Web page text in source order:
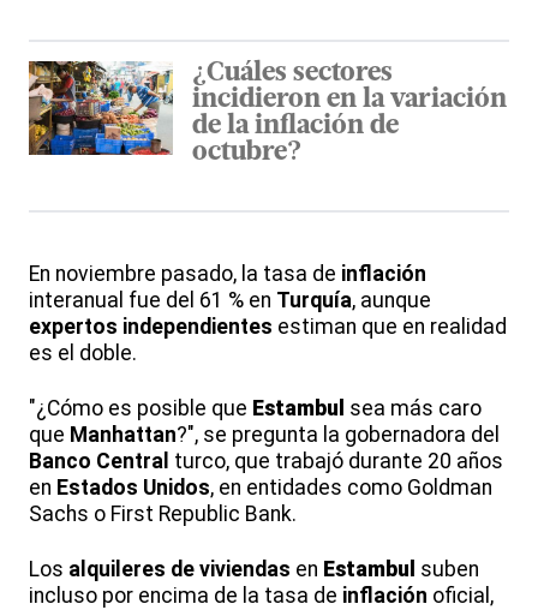
¿Cuáles sectores
incidieron en la variación
de la inflación de
octubre?
En noviembre pasado, la tasa de inflación
interanual fue del 61 % en Turquía, aunque
expertos independientes estiman que en realidad
es el doble.
"¿Cómo es posible que Estambul sea más caro
que Manhattan?", se pregunta la gobernadora del
Banco Central turco, que trabajó durante 20 años
en Estados Unidos, en entidades como Goldman
Sachs o First Republic Bank.
Los alquileres de viviendas en Estambul suben
incluso por encima de la tasa de inflación oficial,